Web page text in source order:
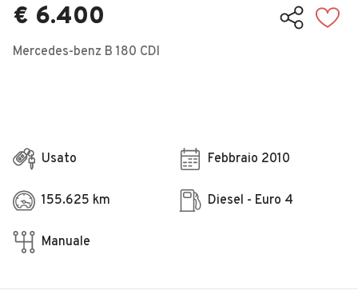
€ 6.400
Mercedes-benz B 180 CDI
Usato Febbraio 2010
155.625 km Diesel - Euro 4
Manuale